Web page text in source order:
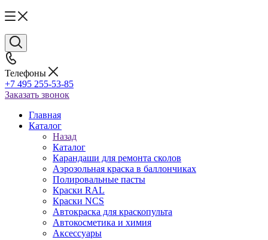
Телефоны
+7 495 255-53-85
Заказать звонок
Главная
Каталог
Назад
Каталог
Карандаши для ремонта сколов
Аэрозольная краска в баллончиках
Полировальные пасты
Краски RAL
Краски NCS
Автокраска для краскопульта
Автокосметика и химия
Аксессуары